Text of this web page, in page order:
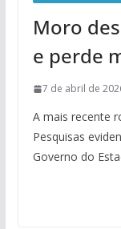
Moro
e perde
7 de abril de
A mais recente
Pesquisas
Governo do